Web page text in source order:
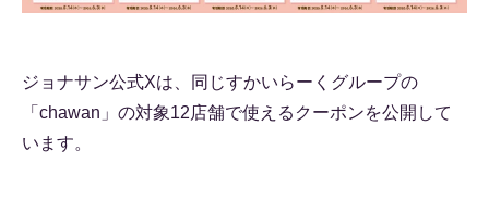
ジョナサン公式Xは、同じすかいらーくグループの
「chawan」の対象12店舗で使えるクーポンを公開して
います。